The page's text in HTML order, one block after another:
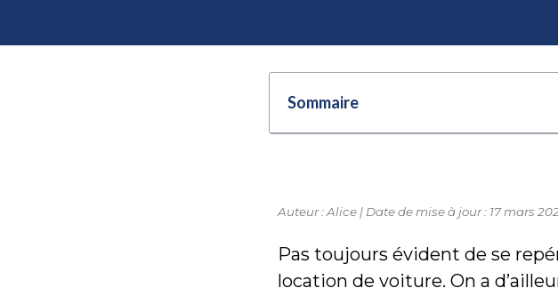
Sommaire
Auteur : Alice | Date de mise à jour : 17 mars
Pas toujours évident de se
location de voiture. On a